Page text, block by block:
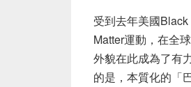
受到去年美國
Matter運動，在全
外貌在此成為了有
的是，本質化的「